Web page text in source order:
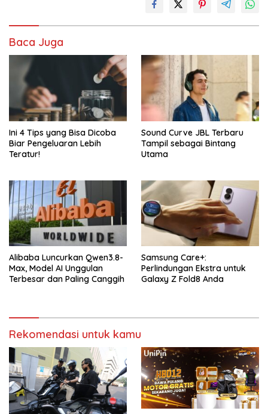
Baca Juga
Ini 4 Tips yang Bisa Dicoba
Biar Pengeluaran Lebih
Teratur!
Sound Curve JBL Terbaru
Tampil sebagai Bintang
Utama
Alibaba Luncurkan Qwen3.8-
Max, Model AI Unggulan
Terbesar dan Paling Canggih
Samsung Care+:
Perlindungan Ekstra untuk
Galaxy Z Fold8 Anda
Rekomendasi untuk kamu